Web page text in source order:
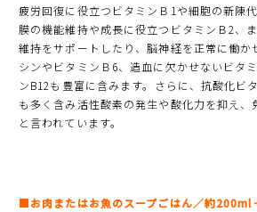
疲労回復に役立つビタミンＢ1や細胞の新陳
膜の機能維持や成長に役立つビタミンＢ2、
維持をサポートしたり、脳神経を正常に働か
シンやビタミンＢ6、造血に欠かせないビタ
ンB12も豊富に含みます。さらに、抗酸化ビ
も多く含み活性酸素の発生や酸化力を抑え、
と言われています。
■お肉またはお魚のスープごはん／約